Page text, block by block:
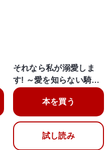
それなら私が溺愛しま
す! ～愛を知らない騎…
本を買う
試し読み